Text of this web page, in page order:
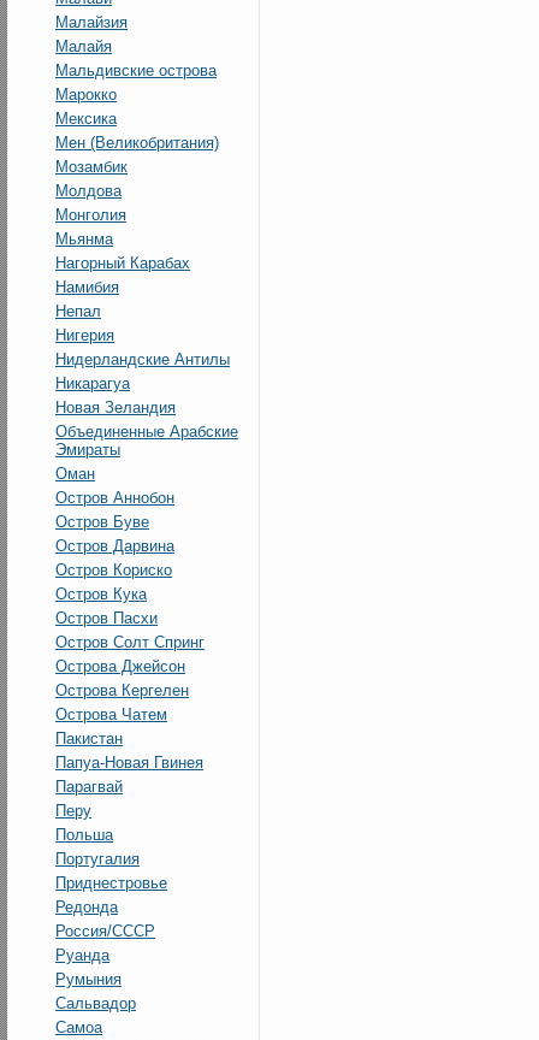
Малайзия
Малайя
Мальдивские острова
Марокко
Мексика
Мен (Великобритания)
Мозамбик
Молдова
Монголия
Мьянма
Нагорный Карабах
Намибия
Непал
Нигерия
Нидерландские Антилы
Никарагуа
Новая Зеландия
Объединенные Арабские
Эмираты
Оман
Остров Аннобон
Остров Буве
Остров Дарвина
Остров Кориско
Остров Кука
Остров Пасхи
Остров Солт Спринг
Острова Джейсон
Острова Кергелен
Острова Чатем
Пакистан
Папуа-Новая Гвинея
Парагвай
Перу
Польша
Португалия
Приднестровье
Редонда
Россия/СССР
Руанда
Румыния
Сальвадор
Самоа